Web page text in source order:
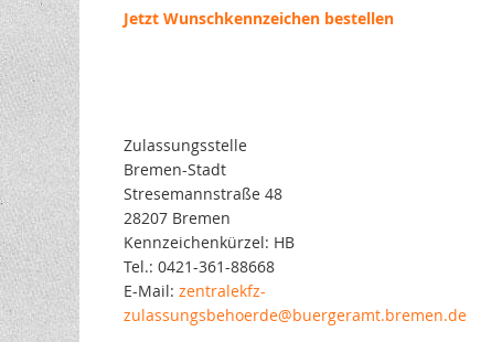
Jetzt Wunschkennzeichen bestellen
Zulassungsstelle
Bremen-Stadt
Stresemannstraße 48
28207 Bremen
Kennzeichenkürzel: HB
Tel.: 0421-361-88668
E-Mail: zentralekfz-
zulassungsbehoerde@buergeramt.bremen.de